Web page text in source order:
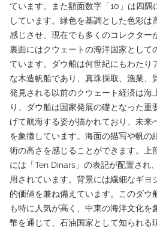
ています。また額面数字「10」は四
しています。緑色を基調とした色彩
感じさせ、現在でも多くのコレクター
裏面にはクウェートの海洋国家とし
ています。ダウ船は何世紀にもわた
な木造帆船であり、真珠採取、漁業
発見される以前のクウェート経済は海
り、ダウ船は国家発展の礎となった
げて航海する姿が描かれており、未
を象徴しています。海面の描写や帆
術の高さを感じることができます。
には「Ten Dinars」の表記が配置され
用されています。背景には繊細なギ
的価値を兼ね備えています。このダ
も特に人気が高く、中東の海洋文化
幣を通じて、石油国家として知られ